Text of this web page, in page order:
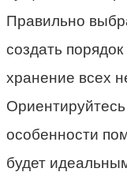
Правильно
создать
хранение всех
особенности
будет